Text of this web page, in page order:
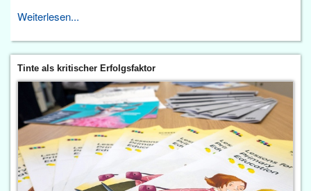
Weiterlesen...
Tinte als kritischer Erfolgsfaktor